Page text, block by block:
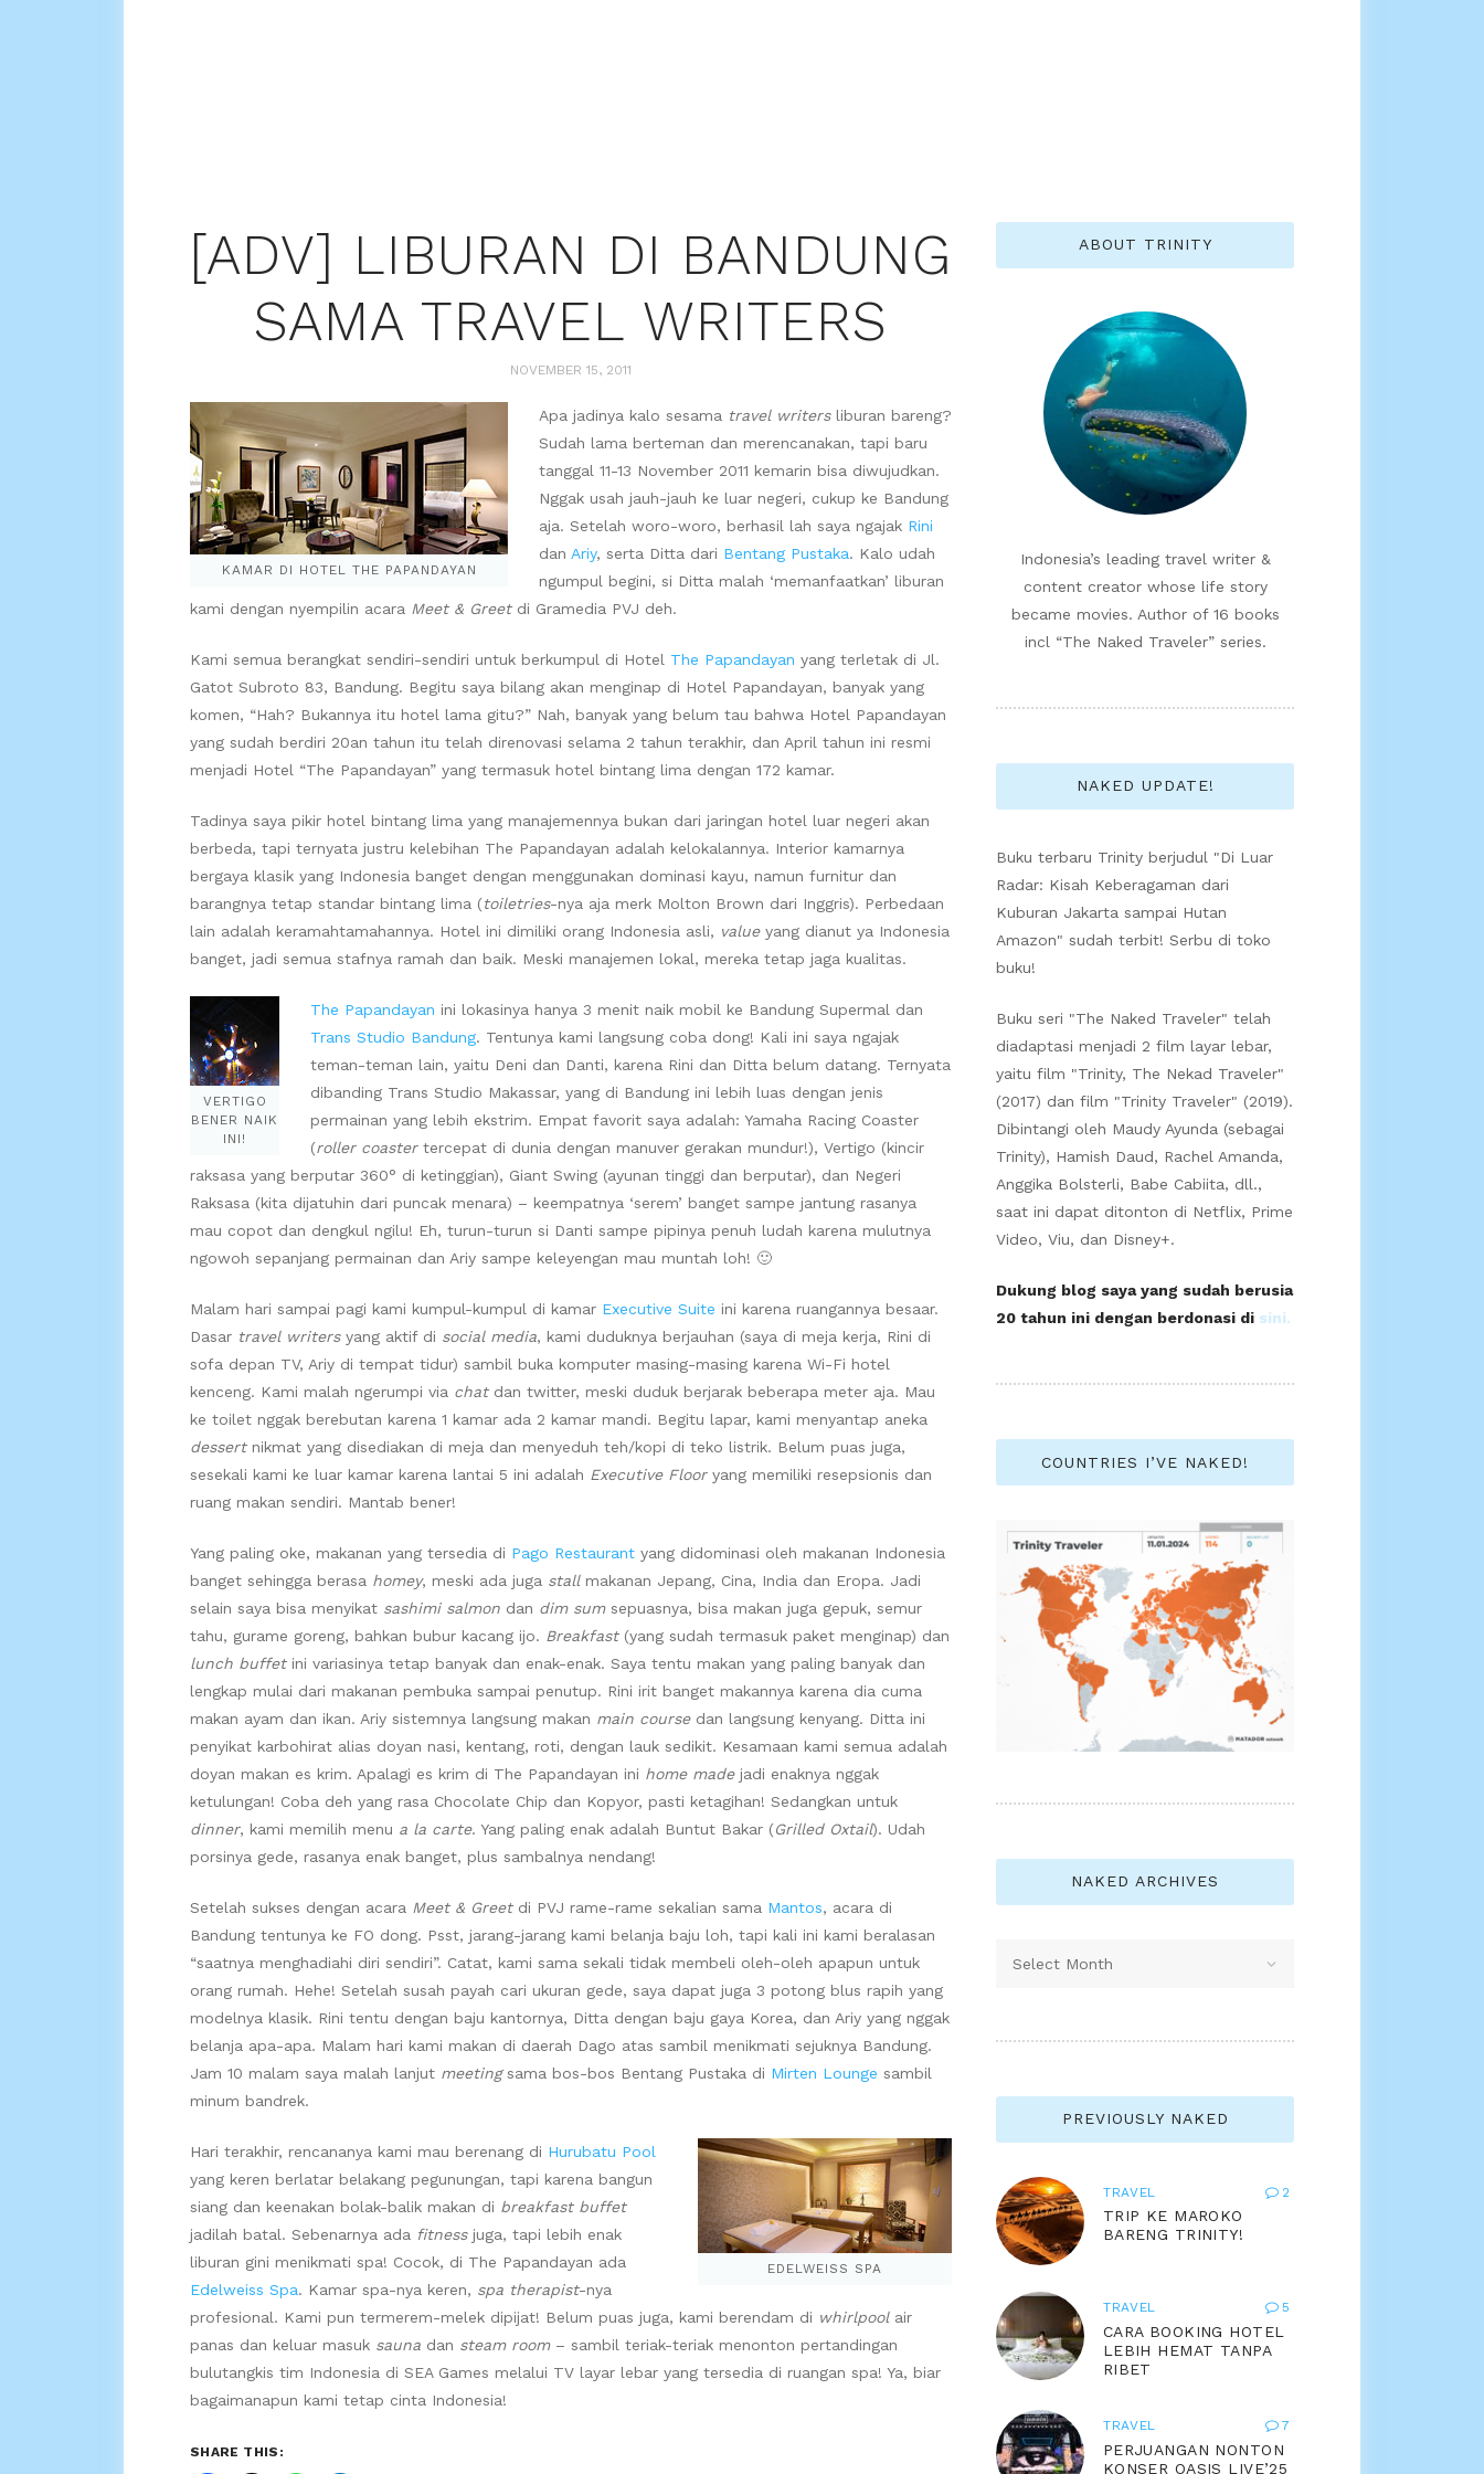
[ADV] LIBURAN DI BANDUNG
SAMA TRAVEL WRITERS
NOVEMBER 15, 2011
KAMAR DI HOTEL THE PAPANDAYAN
Apa jadinya kalo sesama travel writersliburan bareng?
Sudah lama berteman dan merencanakan, tapi baru
tanggal 11-13 November 2011 kemarin bisa diwujudkan.
Nggak usah jauh-jauh ke luar negeri, cukup ke Bandung
aja. Setelah woro-woro, berhasil lah saya ngajak Rini
dan Ariy, serta Ditta dari Bentang Pustaka. Kalo udah
ngumpul begini, si Ditta malah ‘memanfaatkan’ liburan
kami dengan nyempilin acara Meet & Greetdi Gramedia PVJ deh.
Kami semua berangkat sendiri-sendiri untuk berkumpul di Hotel The Papandayan yang terletak di Jl.
Gatot Subroto 83, Bandung. Begitu saya bilang akan menginap di Hotel Papandayan, banyak yang
komen, “Hah? Bukannya itu hotel lama gitu?” Nah, banyak yang belum tau bahwa Hotel Papandayan
yang sudah berdiri 20an tahun itu telah direnovasi selama 2 tahun terakhir, dan April tahun ini resmi
menjadi Hotel “The Papandayan” yang termasuk hotel bintang lima dengan 172 kamar.
Tadinya saya pikir hotel bintang lima yang manajemennya bukan dari jaringan hotel luar negeri akan
berbeda, tapi ternyata justru kelebihan The Papandayan adalah kelokalannya. Interior kamarnya
bergaya klasik yang Indonesia banget dengan menggunakan dominasi kayu, namun furnitur dan
barangnya tetap standar bintang lima (toiletries-nya aja merk Molton Brown dari Inggris). Perbedaan
lain adalah keramahtamahannya. Hotel ini dimiliki orang Indonesia asli, valueyang dianut ya Indonesia
banget, jadi semua stafnya ramah dan baik. Meski manajemen lokal, mereka tetap jaga kualitas.
VERTIGO
BENER NAIK
INI!
The Papandayan ini lokasinya hanya 3 menit naik mobil ke Bandung Supermal dan
Trans Studio Bandung. Tentunya kami langsung coba dong! Kali ini saya ngajak
teman-teman lain, yaitu Deni dan Danti, karena Rini dan Ditta belum datang. Ternyata
dibanding Trans Studio Makassar, yang di Bandung ini lebih luas dengan jenis
permainan yang lebih ekstrim. Empat favorit saya adalah: Yamaha Racing Coaster
(roller coastertercepat di dunia dengan manuver gerakan mundur!), Vertigo (kincir
raksasa yang berputar 360° di ketinggian), Giant Swing (ayunan tinggi dan berputar), dan Negeri
Raksasa (kita dijatuhin dari puncak menara) – keempatnya ‘serem’ banget sampe jantung rasanya
mau copot dan dengkul ngilu! Eh, turun-turun si Danti sampe pipinya penuh ludah karena mulutnya
ngowoh sepanjang permainan dan Ariy sampe keleyengan mau muntah loh! 🙂
Malam hari sampai pagi kami kumpul-kumpul di kamar Executive Suite ini karena ruangannya besaar.
Dasar travel writersyang aktif di social media, kami duduknya berjauhan (saya di meja kerja, Rini di
sofa depan TV, Ariy di tempat tidur) sambil buka komputer masing-masing karena Wi-Fi hotel
kenceng. Kami malah ngerumpi via chatdan twitter, meski duduk berjarak beberapa meter aja. Mau
ke toilet nggak berebutan karena 1 kamar ada 2 kamar mandi. Begitu lapar, kami menyantap aneka
dessertnikmat yang disediakan di meja dan menyeduh teh/kopi di teko listrik. Belum puas juga,
sesekali kami ke luar kamar karena lantai 5 ini adalah Executive Flooryang memiliki resepsionis dan
ruang makan sendiri. Mantab bener!
Yang paling oke, makanan yang tersedia di Pago Restaurant yang didominasi oleh makanan Indonesia
banget sehingga berasa homey, meski ada juga stallmakanan Jepang, Cina, India dan Eropa. Jadi
selain saya bisa menyikat sashimi salmon dan dim sumsepuasnya, bisa makan juga gepuk, semur
tahu, gurame goreng, bahkan bubur kacang ijo. Breakfast(yang sudah termasuk paket menginap) dan
lunch buffetini variasinya tetap banyak dan enak-enak. Saya tentu makan yang paling banyak dan
lengkap mulai dari makanan pembuka sampai penutup. Rini irit banget makannya karena dia cuma
makan ayam dan ikan. Ariy sistemnya langsung makan main coursedan langsung kenyang. Ditta ini
penyikat karbohirat alias doyan nasi, kentang, roti, dengan lauk sedikit. Kesamaan kami semua adalah
doyan makan es krim. Apalagi es krim di The Papandayan ini home madejadi enaknya nggak
ketulungan! Coba deh yang rasa Chocolate Chip dan Kopyor, pasti ketagihan! Sedangkan untuk
dinner, kami memilih menu a la carte. Yang paling enak adalah Buntut Bakar (Grilled Oxtail). Udah
porsinya gede, rasanya enak banget, plus sambalnya nendang!
Setelah sukses dengan acara Meet & Greetdi PVJ rame-rame sekalian sama Mantos, acara di
Bandung tentunya ke FO dong. Psst, jarang-jarang kami belanja baju loh, tapi kali ini kami beralasan
“saatnya menghadiahi diri sendiri”. Catat, kami sama sekali tidak membeli oleh-oleh apapun untuk
orang rumah. Hehe! Setelah susah payah cari ukuran gede, saya dapat juga 3 potong blus rapih yang
modelnya klasik. Rini tentu dengan baju kantornya, Ditta dengan baju gaya Korea, dan Ariy yang nggak
belanja apa-apa. Malam hari kami makan di daerah Dago atas sambil menikmati sejuknya Bandung.
Jam 10 malam saya malah lanjut meetingsama bos-bos Bentang Pustaka di Mirten Lounge sambil
minum bandrek.
EDELWEISS SPA
Hari terakhir, rencananya kami mau berenang di Hurubatu Pool
yang keren berlatar belakang pegunungan, tapi karena bangun
siang dan keenakan bolak-balik makan di breakfast buffet
jadilah batal. Sebenarnya ada fitnessjuga, tapi lebih enak
liburan gini menikmati spa! Cocok, di The Papandayan ada
Edelweiss Spa. Kamar spa-nya keren, spa therapist-nya
profesional. Kami pun termerem-melek dipijat! Belum puas juga, kami berendam di whirlpoolair
panas dan keluar masuk sauna dan steam room– sambil teriak-teriak menonton pertandingan
bulutangkis tim Indonesia di SEA Games melalui TV layar lebar yang tersedia di ruangan spa! Ya, biar
bagaimanapun kami tetap cinta Indonesia!
SHARE THIS:
ABOUT TRINITY
Indonesia’s leading travel writer &
content creator whose life story
became movies. Author of 16 books
incl “The Naked Traveler” series.
NAKED UPDATE!
Buku terbaru Trinity berjudul "Di Luar
Radar: Kisah Keberagaman dari
Kuburan Jakarta sampai Hutan
Amazon" sudah terbit! Serbu di toko
buku!
Buku seri "The Naked Traveler" telah
diadaptasi menjadi 2 film layar lebar,
yaitu film "Trinity, The Nekad Traveler"
(2017) dan film "Trinity Traveler" (2019).
Dibintangi oleh Maudy Ayunda (sebagai
Trinity), Hamish Daud, Rachel Amanda,
Anggika Bolsterli, Babe Cabiita, dll.,
saat ini dapat ditonton di Netflix, Prime
Video, Viu, dan Disney+.
Dukung blog saya yang sudah berusia
20 tahun ini dengan berdonasi di sini.
COUNTRIES I’VE NAKED!
NAKED ARCHIVES
PREVIOUSLY NAKED
TRAVEL 2
TRIP KE MAROKO
BARENG TRINITY!
TRAVEL 5
CARA BOOKING HOTEL
LEBIH HEMAT TANPA
RIBET
TRAVEL 7
PERJUANGAN NONTON
KONSER OASIS LIVE’25